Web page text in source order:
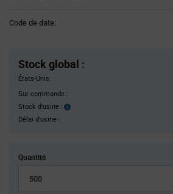
Code de date:
Stock global :
États-Unis:
Sur commande :
Stock d'usine :
Stock
Délai d'usine :
Quantité